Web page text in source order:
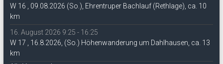
W 16 , 09.08.2026 (So.), Ehrentruper Bachlauf (Rethlage), ca. 10
km
16. August 2026 9:25 - 16:25
W 17 , 16.8.2026, (So.) Höhenwanderung um Dahlhausen, ca. 13
km